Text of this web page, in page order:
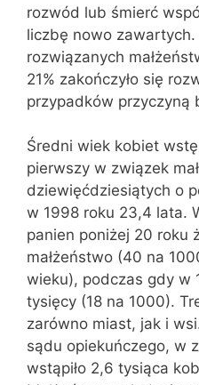
rozwód lub śmierć
liczbę nowo
rozwiązanych
21% zakończyło się
przypadków przyczyną
Średni wiek kobiet
pierwszy w związek
dziewięćdziesiątych o
w 1998 roku 23,4 lata.
panien poniżej 20 roku
małżeństwo (40 na
wieku), podczas gdy w
tysięcy (18 na 1000).
zarówno miast, jak i
sądu opiekuńczego, w
wstąpiło 2,6 tysiąca